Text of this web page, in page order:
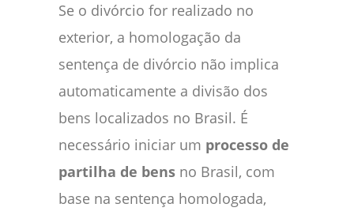
Se o divórcio for realizado no
exterior, a homologação da
sentença de divórcio não implica
automaticamente a divisão dos
bens localizados no Brasil. É
necessário iniciar um processo de
partilha de bens no Brasil, com
base na sentença homologada,